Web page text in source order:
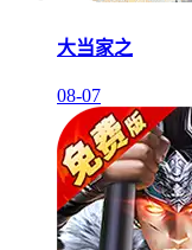
大当家之
08-07